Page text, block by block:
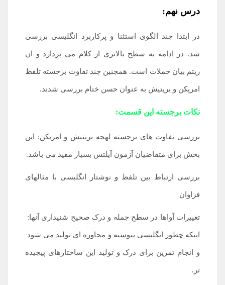
درس نهم:
در ابتدا چند الگوی استثنا و پرکاربرد انگلیسی بررسی
شد. در ادامه به سطح بالاتری از کلام می پردازد و ان
ریتم بیان جملات است. همچنین چند تفاوت برجسته تلفظ
امریکن و بریتیش به عنوان حسن ختام بررسی شدند.
نکات برجسته این قسمت:
بررسی تفاوت های برجسته لهجه بریتیش و امریکن: این
بخش برای متقاضیان آزمون آیلتس بسیار مفید می باشد.
بررسی ارتباط بین تلفظ و نوشتار انگلیسی با مثالهای
فراوان
تغییرات آواها در سطح جمله و درک صحیح شنیداری آنها:
اینکه چطور انگلیسی پیوسته و محاوره ای تولید می شود
و انجام تمرین برای درک و تولید این ساختارهای پیچیده
تر.